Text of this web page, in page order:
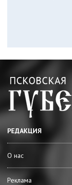
РЕДАКЦИЯ
О нас
Реклама